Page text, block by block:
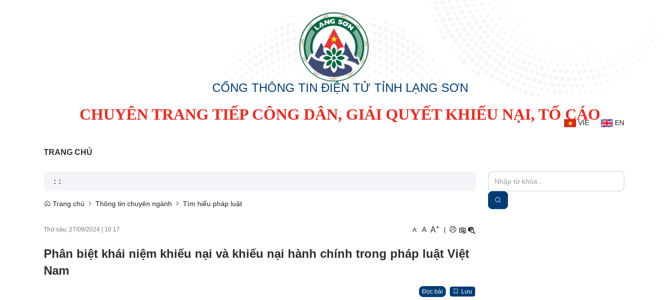
CỔNG THÔNG TIN ĐIỆN TỬ TỈNH LẠNG SƠN
CHUYÊN TRANG TIẾP CÔNG DÂN, GIẢI QUYẾT KHIẾU NẠI, TỐ CÁO
VIE EN
TRANG CHỦ
: :
Trang chủ Thông tin chuyên ngành Tìm hiểu pháp luật
Thứ sáu, 27/09/2024 | 10:17 A- A A+ |
Phân biệt khái niệm khiếu nại và khiếu nại hành chính trong pháp luật Việt
Nam
Đọc bài Lưu